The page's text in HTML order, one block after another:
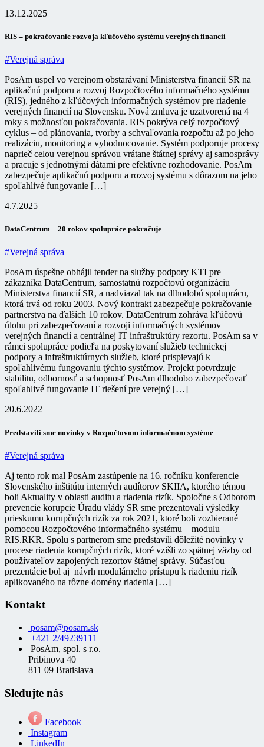
13.12.2025
RIS – pokračovanie rozvoja kľúčového systému verejných financií
#Verejná správa
PosAm uspel vo verejnom obstarávaní Ministerstva financií SR na
aplikačnú podporu a rozvoj Rozpočtového informačného systému
(RIS), jedného z kľúčových informačných systémov pre riadenie
verejných financií na Slovensku. Nová zmluva je uzatvorená na 4
roky s možnosťou pokračovania. RIS pokrýva celý rozpočtový
cyklus – od plánovania, tvorby a schvaľovania rozpočtu až po jeho
realizáciu, monitoring a vyhodnocovanie. Systém podporuje procesy
naprieč celou verejnou správou vrátane štátnej správy aj samosprávy
a pracuje s jednotnými dátami pre efektívne rozhodovanie. PosAm
zabezpečuje aplikačnú podporu a rozvoj systému s dôrazom na jeho
spoľahlivé fungovanie […]
4.7.2025
DataCentrum – 20 rokov spolupráce pokračuje
#Verejná správa
PosAm úspešne obhájil tender na služby podpory KTI pre
zákazníka DataCentrum, samostatnú rozpočtovú organizáciu
Ministerstva financií SR, a nadviazal tak na dlhodobú spoluprácu,
ktorá trvá od roku 2003. Nový kontrakt zabezpečuje pokračovanie
partnerstva na ďalších 10 rokov. DataCentrum zohráva kľúčovú
úlohu pri zabezpečovaní a rozvoji informačných systémov
verejných financií a centrálnej IT infraštruktúry rezortu. PosAm sa v
rámci spolupráce podieľa na poskytovaní služieb technickej
podpory a infraštruktúrnych služieb, ktoré prispievajú k
spoľahlivému fungovaniu týchto systémov. Projekt potvrdzuje
stabilitu, odbornosť a schopnosť PosAm dlhodobo zabezpečovať
spoľahlivé fungovanie IT riešení pre verejný […]
20.6.2022
Predstavili sme novinky v Rozpočtovom informačnom systéme
#Verejná správa
Aj tento rok mal PosAm zastúpenie na 16. ročníku konferencie
Slovenského inštitútu interných audítorov SKIIA, ktorého témou
boli Aktuality v oblasti auditu a riadenia rizík. Spoločne s Odborom
prevencie korupcie Úradu vlády SR sme prezentovali výsledky
prieskumu korupčných rizík za rok 2021, ktoré boli zozbierané
pomocou Rozpočtového informačného systému – modulu
RIS.RKR. Spolu s partnerom sme predstavili dôležité novinky v
procese riadenia korupčných rizík, ktoré vzišli zo spätnej väzby od
používateľov zapojených rezortov štátnej správy. Súčasťou
prezentácie bol aj návrh modulárneho prístupu k riadeniu rizík
aplikovaného na rôzne domény riadenia […]
Kontakt
posam@posam.sk
+421 2/49239111
PosAm, spol. s r.o.
Pribinova 40
811 09 Bratislava
Sledujte nás
Facebook
Instagram
LinkedIn